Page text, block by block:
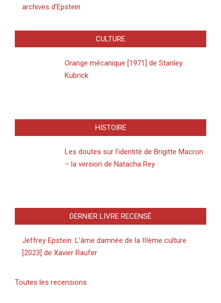
archives d’Epstein
CULTURE
Orange mécanique [1971] de Stanley
Kubrick
HISTOIRE
Les doutes sur l’identité de Brigitte Macron
– la version de Natacha Rey
DERNIER LIVRE RECENSÉ
Jeffrey Epstein. L’âme damnée de la IIIème culture
[2023] de Xavier Raufer
Toutes les recensions